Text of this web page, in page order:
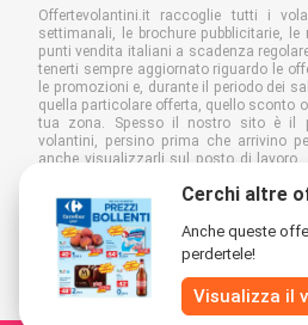
Cerchi altre
Anche queste
perdertele!
Visualizza il
Offertevolantini.it raccoglie tutti i
settimanali, le brochure pubblicitarie,
punti vendita italiani a scadenza
tenerti sempre aggiornato riguardo le
le promozioni e, durante il periodo dei
quella particolare offerta, quello sconto
tua zona. Spesso il nostro sito è il
volantini, persino prima che arrivino
anche visualizzarli sul posto di
leggendo volantini in formato digitale,
di carta, aiutando l'ambiente.